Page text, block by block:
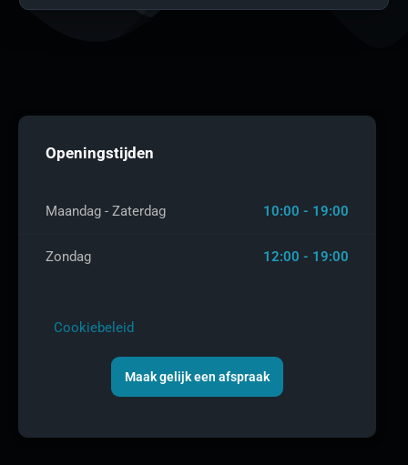
Openingstijden
Maandag - Zaterdag 10:00 - 19:00
Zondag 12:00 - 19:00
Cookiebeleid
Maak gelijk een afspraak